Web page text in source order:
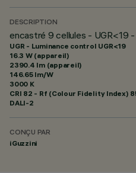
DESCRIPTION
encastré 9 cellules - UGR<19
UGR - Luminance control UGR<19
16.3 W (appareil)
2390.4 lm (appareil)
146.65 lm/W
3000 K
CRI 82 - Rf (Colour Fidelity Index)
DALI-2
CONÇU PAR
iGuzzini